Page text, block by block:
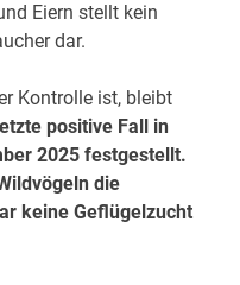
Eiern stellt kein
dar.
Kontrolle ist, bleibt
positive Fall in
2025 festgestellt.
die
keine Geflügelzucht